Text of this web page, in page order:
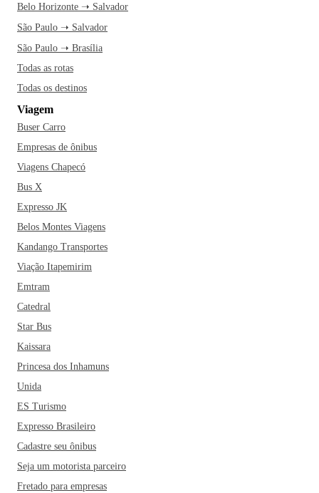
Belo Horizonte ➝ Salvador
São Paulo ➝ Salvador
São Paulo ➝ Brasília
Todas as rotas
Todas os destinos
Viagem
Buser Carro
Empresas de ônibus
Viagens Chapecó
Bus X
Expresso JK
Belos Montes Viagens
Kandango Transportes
Viação Itapemirim
Emtram
Catedral
Star Bus
Kaissara
Princesa dos Inhamuns
Unida
ES Turismo
Expresso Brasileiro
Cadastre seu ônibus
Seja um motorista parceiro
Fretado para empresas